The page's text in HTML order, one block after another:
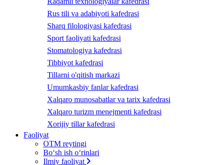
Rus tili va adabiyoti kafedrasi
Sharq filologiyasi kafedrasi
Sport faoliyati kafedrasi
Stomatologiya kafedrasi
Tibbiyot kafedrasi
Tillarni o'qitish markazi
Umumkasbiy fanlar kafedrasi
Xalqaro munosabatlar va tarix kafedrasi
Xalqaro turizm menejmenti kafedrasi
Xorijiy tillar kafedrasi
Faoliyat
OTM reytingi
Bo‘sh ish o‘rinlari
Ilmiy faoliyat